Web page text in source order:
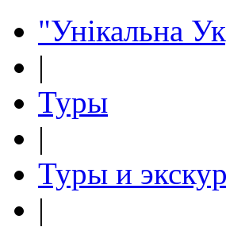
"Унікальна
|
Туры
|
Туры и
|